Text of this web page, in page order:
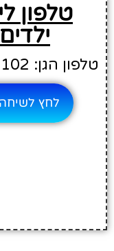
טלפון
טלפון הגן: 03-9615102
לחץ לשיחה